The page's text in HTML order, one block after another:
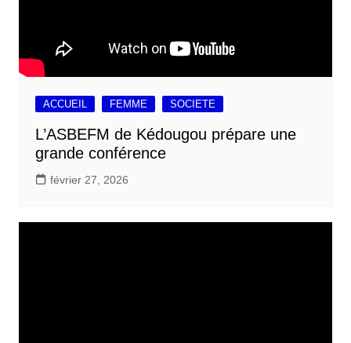
ACCUEIL FEMME SOCIETE
L’ASBEFM de Kédougou prépare une
grande conférence
février 27, 2026